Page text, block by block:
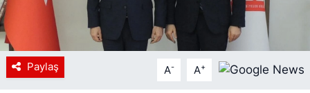
Paylaş A- A+